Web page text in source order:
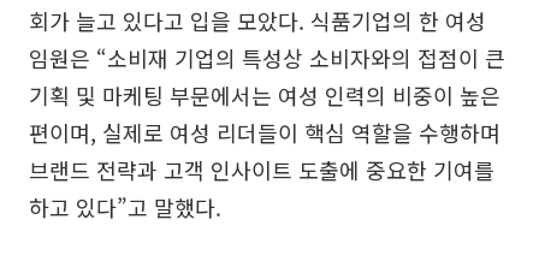
회가 늘고 있다고 입을 모았다. 식품기업의 한 여성
임원은 “소비재 기업의 특성상 소비자와의 접점이 큰
기획 및 마케팅 부문에서는 여성 인력의 비중이 높은
편이며, 실제로 여성 리더들이 핵심 역할을 수행하며
브랜드 전략과 고객 인사이트 도출에 중요한 기여를
하고 있다”고 말했다.